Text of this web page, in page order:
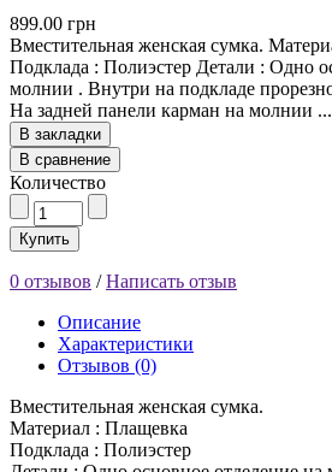
899.00 грн
Вместительная женская сумка.
Подклада : Полиэстер Детали : Одно
молнии . Внутри на подкладе
На задней панели карман на молнии ...
В закладки
В сравнение
Количество
Купить
0 отзывов /Написать отзыв
Описание
Характеристики
Отзывов (0)
Вместительная женская сумка.
Материал : Плащевка
Подклада : Полиэстер